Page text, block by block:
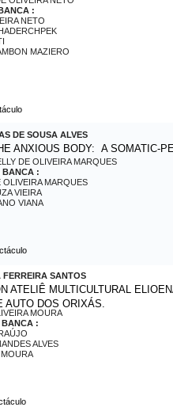
:
NETO
MAZIERO
DE SOUSA ALVES
ANXIOUS BODY: A SOMATIC-
DE OLIVEIRA MARQUES
BANCA :
OLIVEIRA MARQUES
VIEIRA
VIANA
SANTOS
ATELIÊ MULTICULTURAL
AUTO DOS ORIXÁS.
MOURA
BANCA :
ALVES